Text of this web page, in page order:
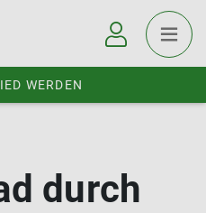
WERDEN
durch